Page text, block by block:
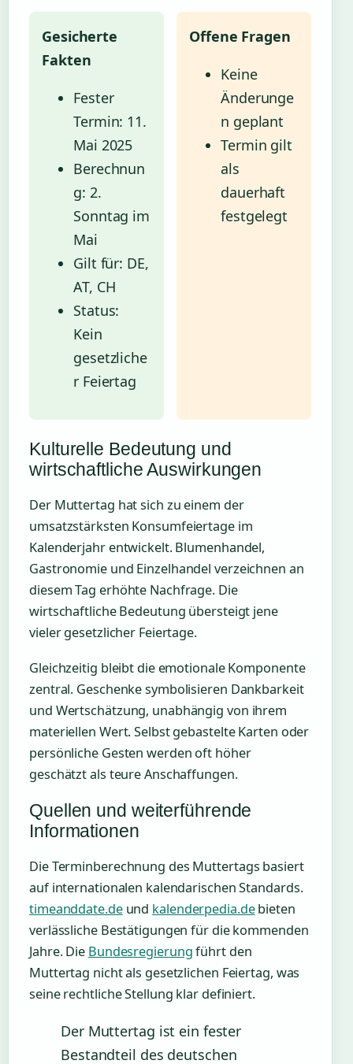
Gesicherte
Fakten
Fester
Termin: 11.
Mai 2025
Berechnun
g: 2.
Sonntag im
Mai
Gilt für: DE,
AT, CH
Status:
Kein
gesetzliche
r Feiertag
Offene Fragen
Keine
Änderunge
n geplant
Termin gilt
als
dauerhaft
festgelegt
Kulturelle Bedeutung und
wirtschaftliche Auswirkungen
Der Muttertag hat sich zu einem der
umsatzstärksten Konsumfeiertage im
Kalenderjahr entwickelt. Blumenhandel,
Gastronomie und Einzelhandel verzeichnen an
diesem Tag erhöhte Nachfrage. Die
wirtschaftliche Bedeutung übersteigt jene
vieler gesetzlicher Feiertage.
Gleichzeitig bleibt die emotionale Komponente
zentral. Geschenke symbolisieren Dankbarkeit
und Wertschätzung, unabhängig von ihrem
materiellen Wert. Selbst gebastelte Karten oder
persönliche Gesten werden oft höher
geschätzt als teure Anschaffungen.
Quellen und weiterführende
Informationen
Die Terminberechnung des Muttertags basiert
auf internationalen kalendarischen Standards.
timeanddate.deund kalenderpedia.debieten
verlässliche Bestätigungen für die kommenden
Jahre. Die Bundesregierungführt den
Muttertag nicht als gesetzlichen Feiertag, was
seine rechtliche Stellung klar definiert.
Der Muttertag ist ein fester
Bestandteil des deutschen